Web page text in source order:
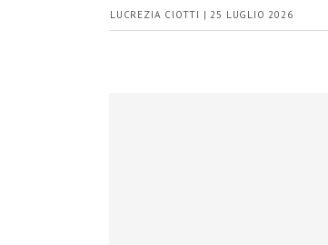
LUCREZIA CIOTTI | 25 LUGLIO 2026